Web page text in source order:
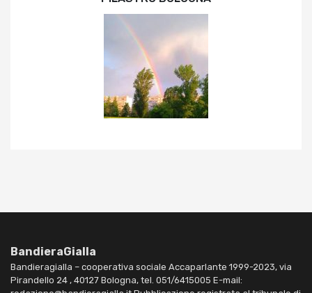
BandieraGialla
Bandieragialla – cooperativa sociale Accaparlante 1999-2023, via
Pirandello 24 , 40127 Bologna, tel. 051/6415005 E-mail: